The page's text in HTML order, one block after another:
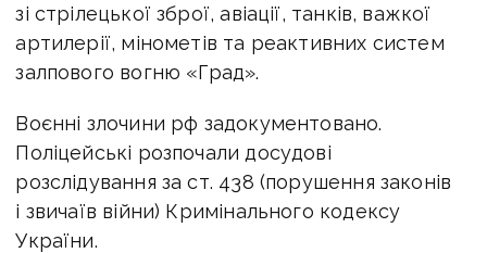
зі стрілецької зброї, авіації, танків, важкої
артилерії, мінометів та реактивних систем
залпового вогню «Град».
Воєнні злочини рф задокументовано.
Поліцейські розпочали досудові
розслідування за ст. 438 (порушення законів
і звичаїв війни) Кримінального кодексу
України.